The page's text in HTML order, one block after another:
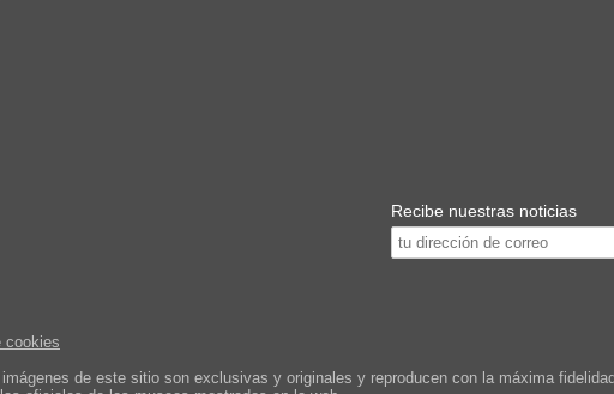
Recibe nuestras noticias
cookies
de este sitio son exclusivas y originales y reproducen con la máxima